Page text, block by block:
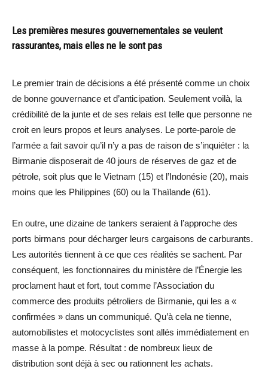
Les premières mesures gouvernementales se veulent
rassurantes, mais elles ne le sont pas
Le premier train de décisions a été présenté comme un choix
de bonne gouvernance et d’anticipation. Seulement voilà, la
crédibilité de la junte et de ses relais est telle que personne ne
croit en leurs propos et leurs analyses. Le porte-parole de
l’armée a fait savoir qu’il n’y a pas de raison de s’inquiéter : la
Birmanie disposerait de 40 jours de réserves de gaz et de
pétrole, soit plus que le Vietnam (15) et l’Indonésie (20), mais
moins que les Philippines (60) ou la Thaïlande (61).
En outre, une dizaine de tankers seraient à l’approche des
ports birmans pour décharger leurs cargaisons de carburants.
Les autorités tiennent à ce que ces réalités se sachent. Par
conséquent, les fonctionnaires du ministère de l’Énergie les
proclament haut et fort, tout comme l’Association du
commerce des produits pétroliers de Birmanie, qui les a «
confirmées » dans un communiqué. Qu’à cela ne tienne,
automobilistes et motocyclistes sont allés immédiatement en
masse à la pompe. Résultat : de nombreux lieux de
distribution sont déjà à sec ou rationnent les achats.